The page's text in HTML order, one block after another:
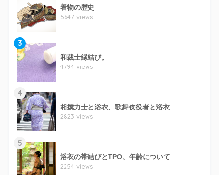
着物の歴史
5647 views
3
和裁士縁結び。
4794 views
4
相撲力士と浴衣、歌舞伎役者と浴衣
2823 views
5
浴衣の帯結びとTPO、年齢について
2254 views